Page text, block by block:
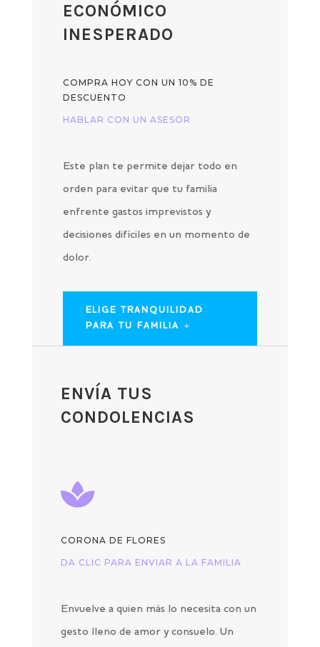
ECONÓMICO
INESPERADO
COMPRA HOY CON UN 10% DE
DESCUENTO
HABLAR CON UN ASESOR
Este plan te permite dejar todo en
orden para evitar que tu familia
enfrente gastos imprevistos y
decisiones difíciles en un momento de
dolor.
ELIGE TRANQUILIDAD
PARA TU FAMILIA
ENVÍA TUS
CONDOLENCIAS

CORONA DE FLORES
DA CLIC PARA ENVIAR A LA FAMILIA
Envuelve a quien más lo necesita con un
gesto lleno de amor y consuelo. Un